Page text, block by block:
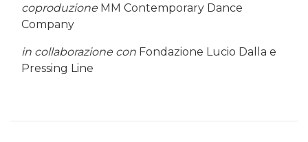
coproduzione MM Contemporary Dance
Company
in collaborazione con Fondazione Lucio Dalla e
Pressing Line